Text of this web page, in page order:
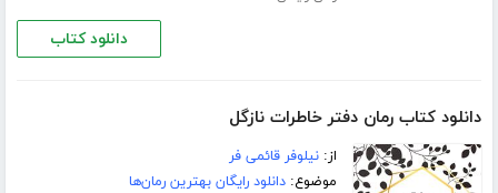
دانلود کتاب
دانلود کتاب رمان دفتر خاطرات نازگل
از:نیلوفر قائمی فر
موضوع:دانلود رایگان بهترین رمان‌ها